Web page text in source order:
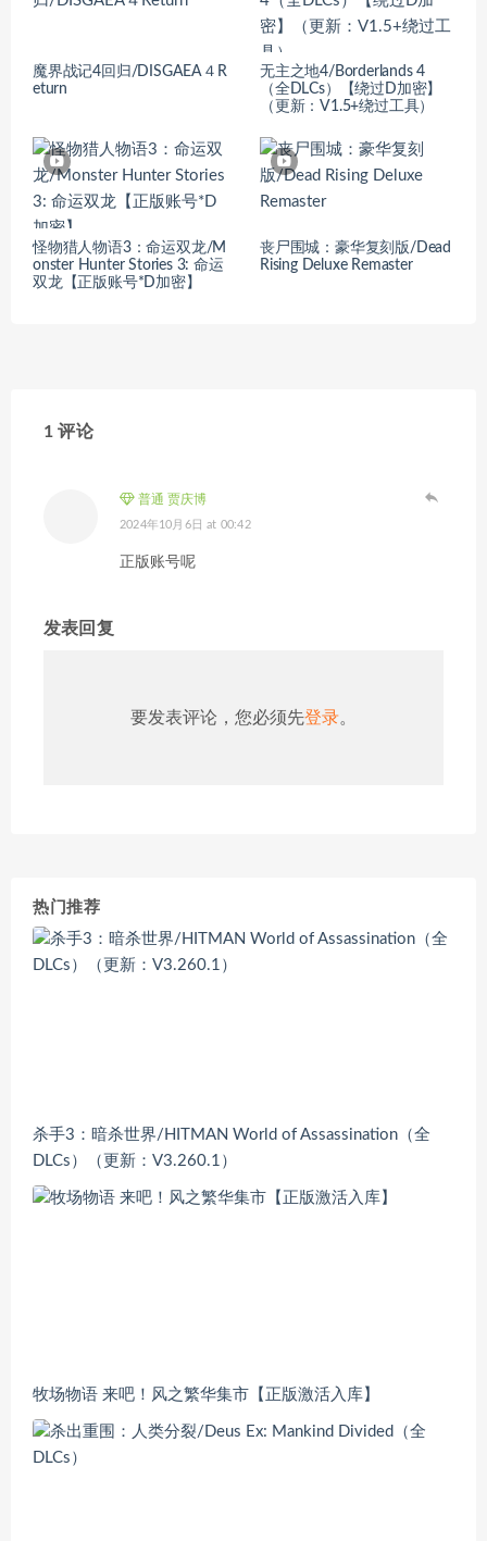
魔界战记4回归/DISGAEA４R
eturn
无主之地4/Borderlands 4
（全DLCs）【绕过D加密】
（更新：V1.5+绕过工具）
怪物猎人物语3：命运双龙/M
onster Hunter Stories 3: 命运
双龙【正版账号*D加密】
丧尸围城：豪华复刻版/Dead
Rising Deluxe Remaster
1 评论
普通 贾庆博
2024年10月6日 at 00:42
正版账号呢
发表回复
要发表评论，您必须先登录。
热门推荐
杀手3：暗杀世界/HITMAN World of Assassination（全
DLCs）（更新：V3.260.1）
牧场物语 来吧！风之繁华集市【正版激活入库】